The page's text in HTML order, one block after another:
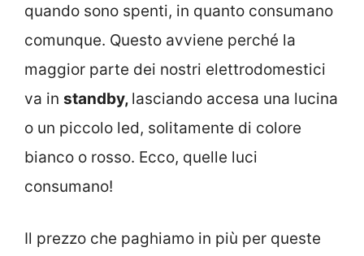
quando sono spenti, in quanto consumano
comunque. Questo avviene perché la
maggior parte dei nostri elettrodomestici
va in standby, lasciando accesa una lucina
o un piccolo led, solitamente di colore
bianco o rosso. Ecco, quelle luci
consumano!
Il prezzo che paghiamo in più per queste